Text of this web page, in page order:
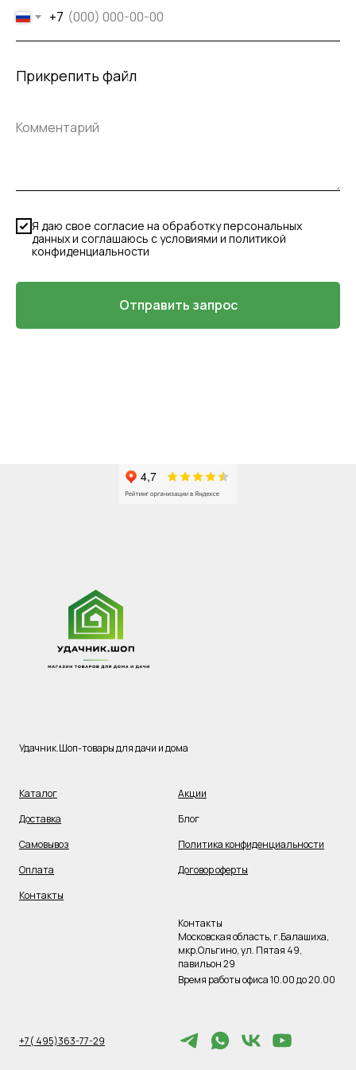
+7
Прикрепить файл
Я даю свое согласие на обработку персональных
данных и соглашаюсь с условиями и политикой
конфиденциальности
Отправить запрос
Удачник.Шоп-товары для дачи и дома
Каталог
Доставка
Самовывоз
Оплата
Контакты
Акции
Блог
Политика конфиденциальности
Договор оферты
Контакты
Московская область, г.Балашиха,
мкр.Ольгино, ул. Пятая 49,
павильон 29
Время работы офиса 10.00 до 20.00
+7( 495)363-77-29